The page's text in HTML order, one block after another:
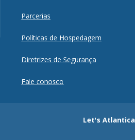
Parcerias
Políticas de Hospedagem
Diretrizes de Segurança
Fale conosco
Let's Atlantica